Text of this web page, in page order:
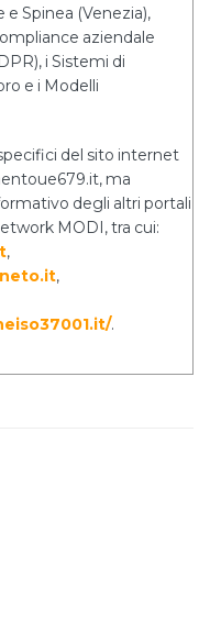
Spinea (Venezia),
aziendale
i Sistemi di
e i Modelli
del sito internet
ma
degli altri portali
MODI, tra cui:
,
,
.